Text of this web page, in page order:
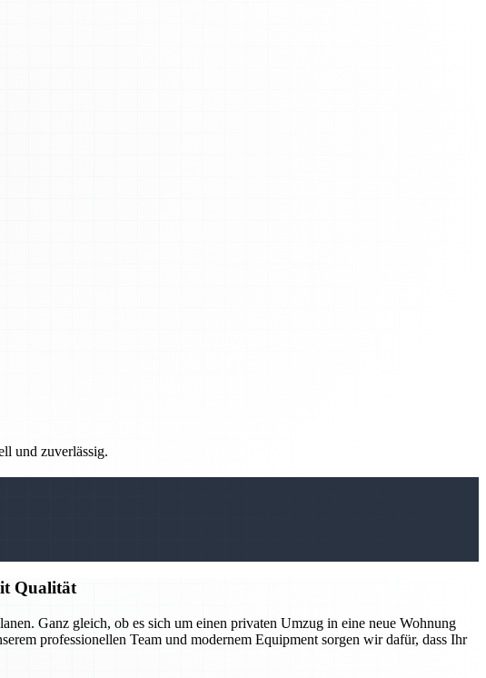
und zuverlässig.
Qualität
Ganz gleich, ob es sich um einen privaten Umzug in eine neue Wohnung
professionellen Team und modernem Equipment sorgen wir dafür, dass Ihr